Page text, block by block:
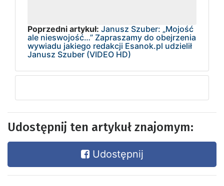
Poprzedni artykuł: Janusz Szuber: „Mojość
ale nieswojość…” Zapraszamy do obejrzenia
wywiadu jakiego redakcji Esanok.pl udzielił
Janusz Szuber (VIDEO HD)
Udostępnij ten artykuł znajomym:
Udostępnij